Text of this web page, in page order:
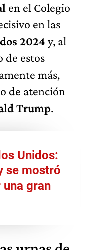
en el Colegio
en las
2024 y, al
de estos
más,
de atención
Trump.
Unidos:
se mostró
gran